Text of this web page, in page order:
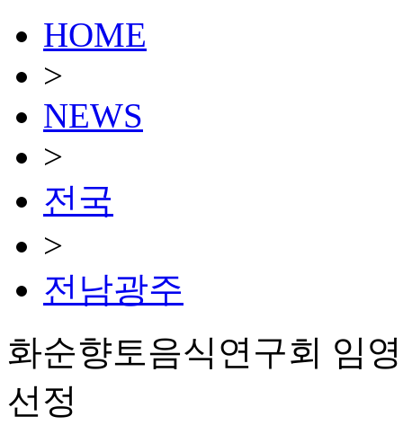
HOME
>
NEWS
>
전국
>
전남광주
화순향토음식연구회 임
선정